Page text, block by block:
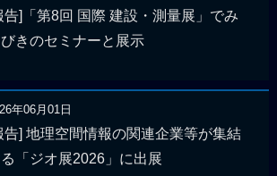
告]「第8回 国際 建設・測量展」でみ
きのセミナーと展示
年06月01日
告] 地理空間情報の関連企業等が集結
「ジオ展2026」に出展